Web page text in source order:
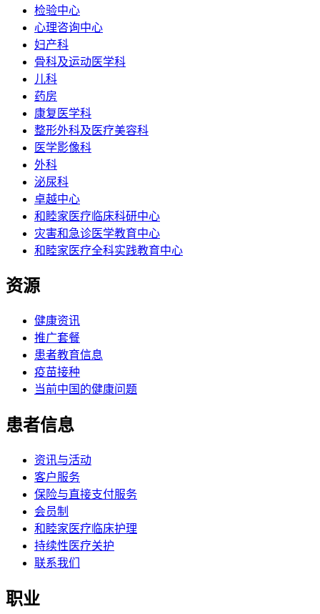
检验中心
心理咨询中心
妇产科
骨科及运动医学科
儿科
药房
康复医学科
整形外科及医疗美容科
医学影像科
外科
泌尿科
卓越中心
和睦家医疗临床科研中心
灾害和急诊医学教育中心
和睦家医疗全科实践教育中心
资源
健康资讯
推广套餐
患者教育信息
疫苗接种
当前中国的健康问题
患者信息
资讯与活动
客户服务
保险与直接支付服务
会员制
和睦家医疗临床护理
持续性医疗关护
联系我们
职业